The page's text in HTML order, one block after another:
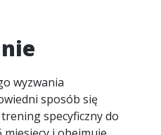
wyzwania
sposób się
specyficzny do